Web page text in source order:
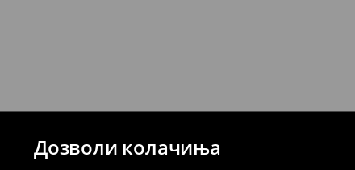
Дозволи колачиња